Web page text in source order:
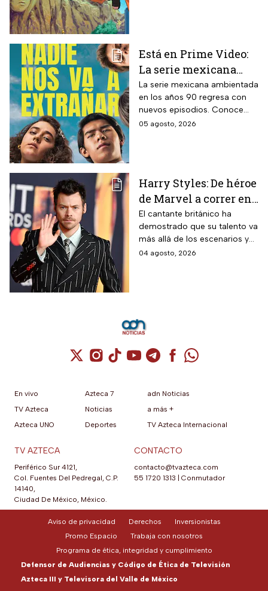
Está en Prime Video:
La serie mexicana
noventera de la que
todos están hablando
y que se ve en un fin
de semana
La serie mexicana ambientada
en los años 90 regresa con
nuevos episodios. Conoce
cuándo se estrena, qué
05 agosto, 2026
Harry Styles: De héroe
de Marvel a correr en
Chapultepec; las
apariciones del
cantante en el cine
El cantante británico ha
demostrado que su talento va
más allá de los escenarios y
ha llegado a la pantalla
04 agosto, 2026
Cuenta de X / Twitter (se abre en una
Cuenta de Instagram (se abre en una
Cuenta de TikTok (se abre en
Cuenta de YouTube (se abre
Cuenta de Telegram (se
Cuenta de
Cuenta de
En vivo
TV Azteca
Azteca UNO
Azteca 7
Noticias
Deportes
adn Noticias
a más +
TV Azteca Internacional
TV AZTECA
Periférico Sur 4121,
Col. Fuentes Del Pedregal, C.P.
14140,
Ciudad De México, México.
CONTACTO
contacto@tvazteca.com
55 1720 1313
Conmutador
Aviso de privacidad Derechos
Inversionistas
Promo Espacio
Trabaja con nosotros
Programa de ética, integridad y cumplimiento
Defensor de Audiencias y Código de Ética de Televisión
Azteca III y Televisora del Valle de México